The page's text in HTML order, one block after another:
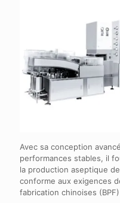
Avec sa conception
performances stables, il
la production aseptique
conforme aux exigences
fabrication chinoises